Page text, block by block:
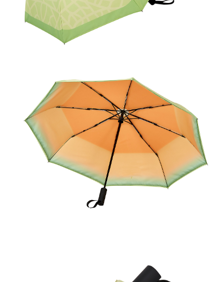
每笔NT$65，满NT$1,000(含以上)免运费
付款後7-11取貨
每笔NT$65，满NT$1,000(含以上)免运费
海外地區配送